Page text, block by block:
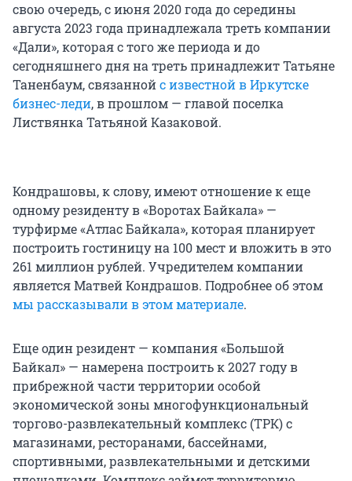
свою очередь, с июня 2020 года до середины
августа 2023 года принадлежала треть компании
«Дали», которая с того же периода и до
сегодняшнего дня на треть принадлежит Татьяне
Таненбаум, связаннойс известной в Иркутске
бизнес-леди, в прошлом — главой поселка
Листвянка Татьяной Казаковой.
Кондрашовы, к слову, имеют отношение к еще
одному резиденту в «Воротах Байкала» —
турфирме «Атлас Байкала», которая планирует
построить гостиницу на 100 мест и вложить в это
261 миллион рублей. Учредителем компании
является Матвей Кондрашов. Подробнее об этом
мы рассказывали в этом материале.
Еще один резидент — компания «Большой
Байкал» — намерена построить к 2027 году в
прибрежной части территории особой
экономической зоны многофункциональный
торгово-развлекательный комплекс (ТРК) с
магазинами, ресторанами, бассейнами,
спортивными, развлекательными и детскими